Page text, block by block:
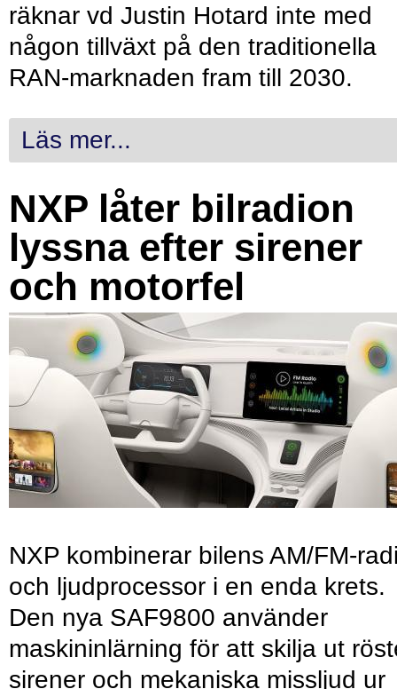
räknar vd Justin Hotard inte med
någon tillväxt på den traditionella
RAN-marknaden fram till 2030.
Läs mer...
NXP låter bilradion
lyssna efter sirener
och motorfel
NXP kombinerar bilens AM/FM-
och ljudprocessor i en enda krets.
Den nya SAF9800 använder
maskininlärning för att skilja ut
sirener och mekaniska missljud ur